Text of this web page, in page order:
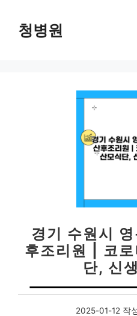
청병원
경기 수원시
후조리원 | 코
단, 신
2025-01-12 작